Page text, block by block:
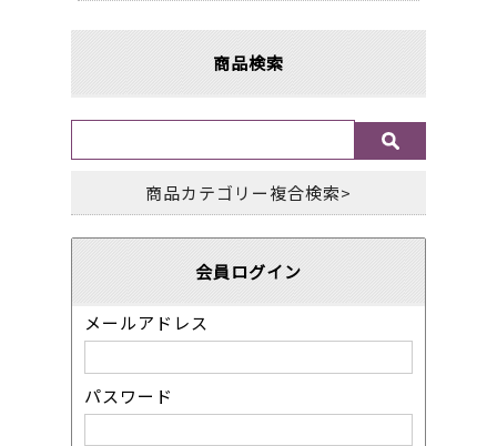
商品検索
商品カテゴリー複合検索>
会員ログイン
メールアドレス
パスワード